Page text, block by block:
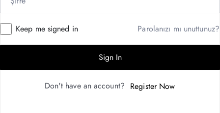
Keep me signed in Parolanızı mı unuttunuz?
Sign In
Don't have an account? Register Now